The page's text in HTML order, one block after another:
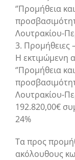
‘’Προμήθεια
Λουτρακίου-
3. Προμήθειες
Η εκτιμώμενη
‘’Προμήθεια
Λουτρακίου-
192.820,00€
24%
Τα προς
ακόλουθους